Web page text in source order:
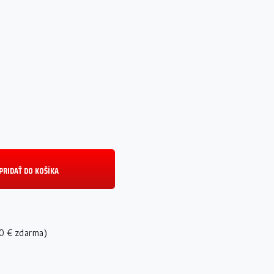
€ zdarma)
DO KOŠÍKA